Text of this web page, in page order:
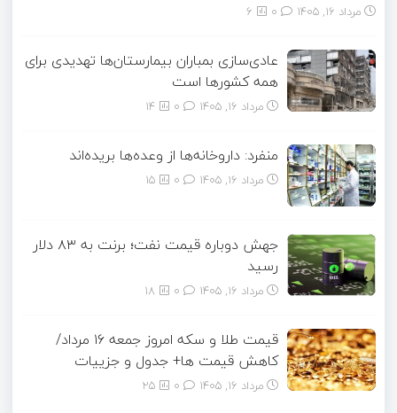
مرداد ۱۶, ۱۴۰۵ 6
عادی‌سازی بمباران بیمارستان‌ها تهدیدی برای
همه کشورها است
مرداد ۱۶, ۱۴۰۵ 14
منفرد: داروخانه‌ها از وعده‌ها بریده‌اند
مرداد ۱۶, ۱۴۰۵ 15
جهش دوباره قیمت نفت؛ برنت به ۸۳ دلار
رسید
مرداد ۱۶, ۱۴۰۵ 18
قیمت طلا و سکه امروز جمعه ۱۶ مرداد/
کاهش قیمت ها+ جدول و جزییات
مرداد ۱۶, ۱۴۰۵ 25